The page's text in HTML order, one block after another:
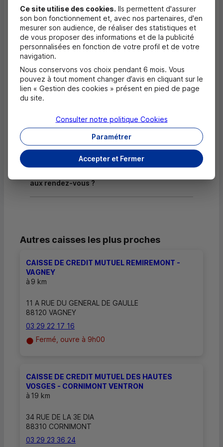
Dépôt de chèques EUR
Equipement pour déficients visuels
Masquer
Questions fréquentes
Quels documents sont nécessaires à
Où trouver les numéros d'urgence ?
Comment savoir si mon agence a des
aux rendez-vous ?
Autres caisses les plus proches
CAISSE DE CREDIT MUTUEL REMIREMONT -
VAGNEY
à 9 km
11 A RUE DU GENERAL DE GAULLE
88120 VAGNEY
03 29 22 17 16
Fermé, ouvre à 9h00
CAISSE DE CREDIT MUTUEL DES HAUTES
VOSGES - CORNIMONT VENTRON
à 19 km
34 RUE DE LA 3E DIA
88310 CORNIMONT
03 29 23 36 24
Ce site utilise des cookies. Ils permettent d'assurer
son bon fonctionnement et, avec nos partenaires, d'en
mesurer son audience, de réaliser des statistiques et
de vous proposer des informations et de la publicité
personnalisées en fonction de votre profil et de votre
navigation.
Nous conservons vos choix pendant 6 mois. Vous
pouvez à tout moment changer d’avis en cliquant sur le
lien « Gestion des cookies » présent en pied de page
du site.
Accepter et Fermer
Paramétrer
Consulter notre politique Cookies